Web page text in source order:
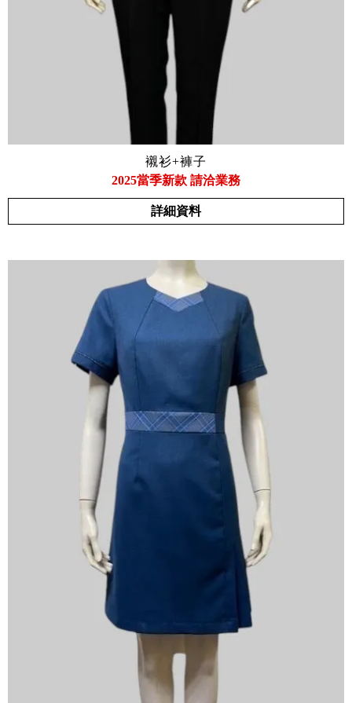
襯衫+褲子
2025當季新款 請洽業務
詳細資料